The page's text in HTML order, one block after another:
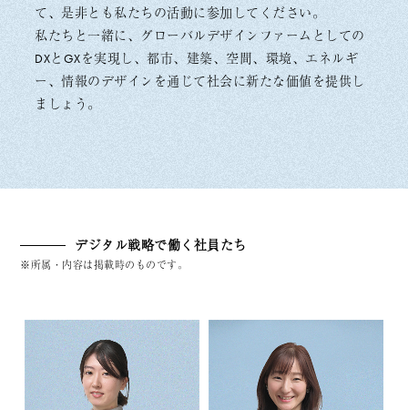
て、是非とも私たちの活動に参加してください。
私たちと一緒に、グローバルデザインファームとしての
DXとGXを実現し、都市、建築、空間、環境、エネルギ
ー、情報のデザインを通じて社会に新たな価値を提供し
ましょう。
デジタル戦略で働く社員たち
※所属・内容は掲載時のものです。